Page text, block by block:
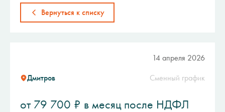
Вернуться к списку
14 апреля 2026
Дмитров Сменный график
от 79 700 ₽ в месяц после НДФЛ